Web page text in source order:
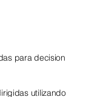
para decision
utilizando